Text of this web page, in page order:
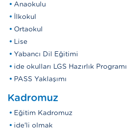
Anaokulu
İlkokul
Ortaokul
Lise
Yabancı Dil Eğitimi
ide okulları LGS Hazırlık Programı
PASS Yaklaşımı
Kadromuz
Eğitim Kadromuz
ide'li olmak